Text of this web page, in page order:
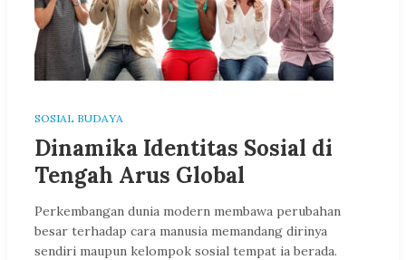
SOSIAL BUDAYA
Dinamika Identitas Sosial di
Tengah Arus Global
Perkembangan dunia modern membawa perubahan
besar terhadap cara manusia memandang dirinya
sendiri maupun kelompok sosial tempat ia berada.